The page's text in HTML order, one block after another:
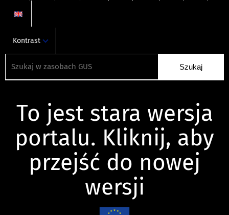
Kontrast
To jest stara wersja
portalu. Kliknij, aby
przejść do nowej
wersji